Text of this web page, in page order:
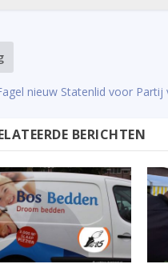
nieuw Statenlid voor Partij
BERICHTEN